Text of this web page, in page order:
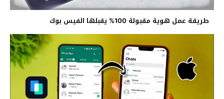
طريقة عمل هوية مقبولة 100% يقبلها الفيس بوك